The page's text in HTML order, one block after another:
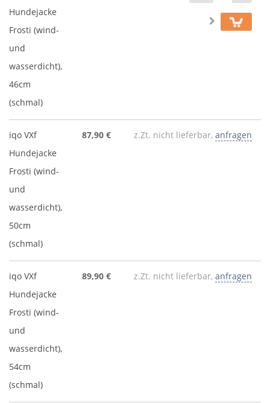
Hundejacke
Frosti (wind-
und
wasserdicht),
46cm
(schmal)
iqo VXf
Hundejacke
Frosti (wind-
und
wasserdicht),
50cm
(schmal)
87,90 € z.Zt. nicht lieferbar, anfragen
iqo VXf
Hundejacke
Frosti (wind-
und
wasserdicht),
54cm
(schmal)
89,90 € z.Zt. nicht lieferbar, anfragen